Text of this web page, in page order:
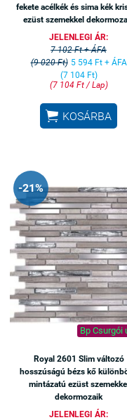
fekete acélkék és sima kék
ezüst szemekkel
JELENLEGI ÁR:
7 102 Ft + ÁFA
(9 020 Ft) 5 594 Ft + ÁFA
(7 104 Ft)
(7 104 Ft / Lap)
 KOSÁRBA
-21%
Bp Csurgói
Royal 2601 Slim változó
hosszúságú bézs kő
mintázatú ezüst
dekormozaik
JELENLEGI ÁR: